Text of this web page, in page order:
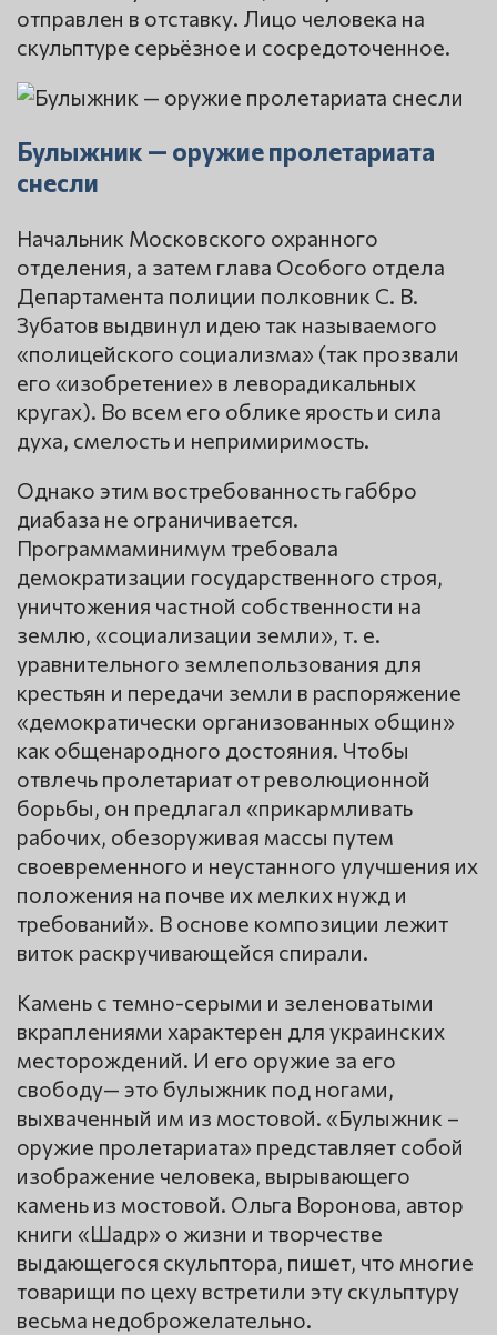
отправлен в отставку. Лицо человека на
скульптуре серьёзное и сосредоточенное.
Булыжник — оружие пролетариата
снесли
Начальник Московского охранного
отделения, а затем глава Особого отдела
Департамента полиции полковник С. В.
Зубатов выдвинул идею так называемого
«полицейского социализма» (так прозвали
его «изобретение» в леворадикальных
кругах). Во всем его облике ярость и сила
духа, смелость и непримиримость.
Однако этим востребованность габбро
диабаза не ограничивается.
Программаминимум требовала
демократизации государственного строя,
уничтожения частной собственности на
землю, «социализации земли», т. е.
уравнительного землепользования для
крестьян и передачи земли в распоряжение
«демократически организованных общин»
как общенародного достояния. Чтобы
отвлечь пролетариат от революционной
борьбы, он предлагал «прикармливать
рабочих, обезоруживая массы путем
своевременного и неустанного улучшения их
положения на почве их мелких нужд и
требований». В основе композиции лежит
виток раскручивающейся спирали.
Камень с темно-серыми и зеленоватыми
вкраплениями характерен для украинских
месторождений. И его оружие за его
свободу— это булыжник под ногами,
выхваченный им из мостовой. «Булыжник –
оружие пролетариата» представляет собой
изображение человека, вырывающего
камень из мостовой. Ольга Воронова, автор
книги «Шадр» о жизни и творчестве
выдающегося скульптора, пишет, что многие
товарищи по цеху встретили эту скульптуру
весьма недоброжелательно.